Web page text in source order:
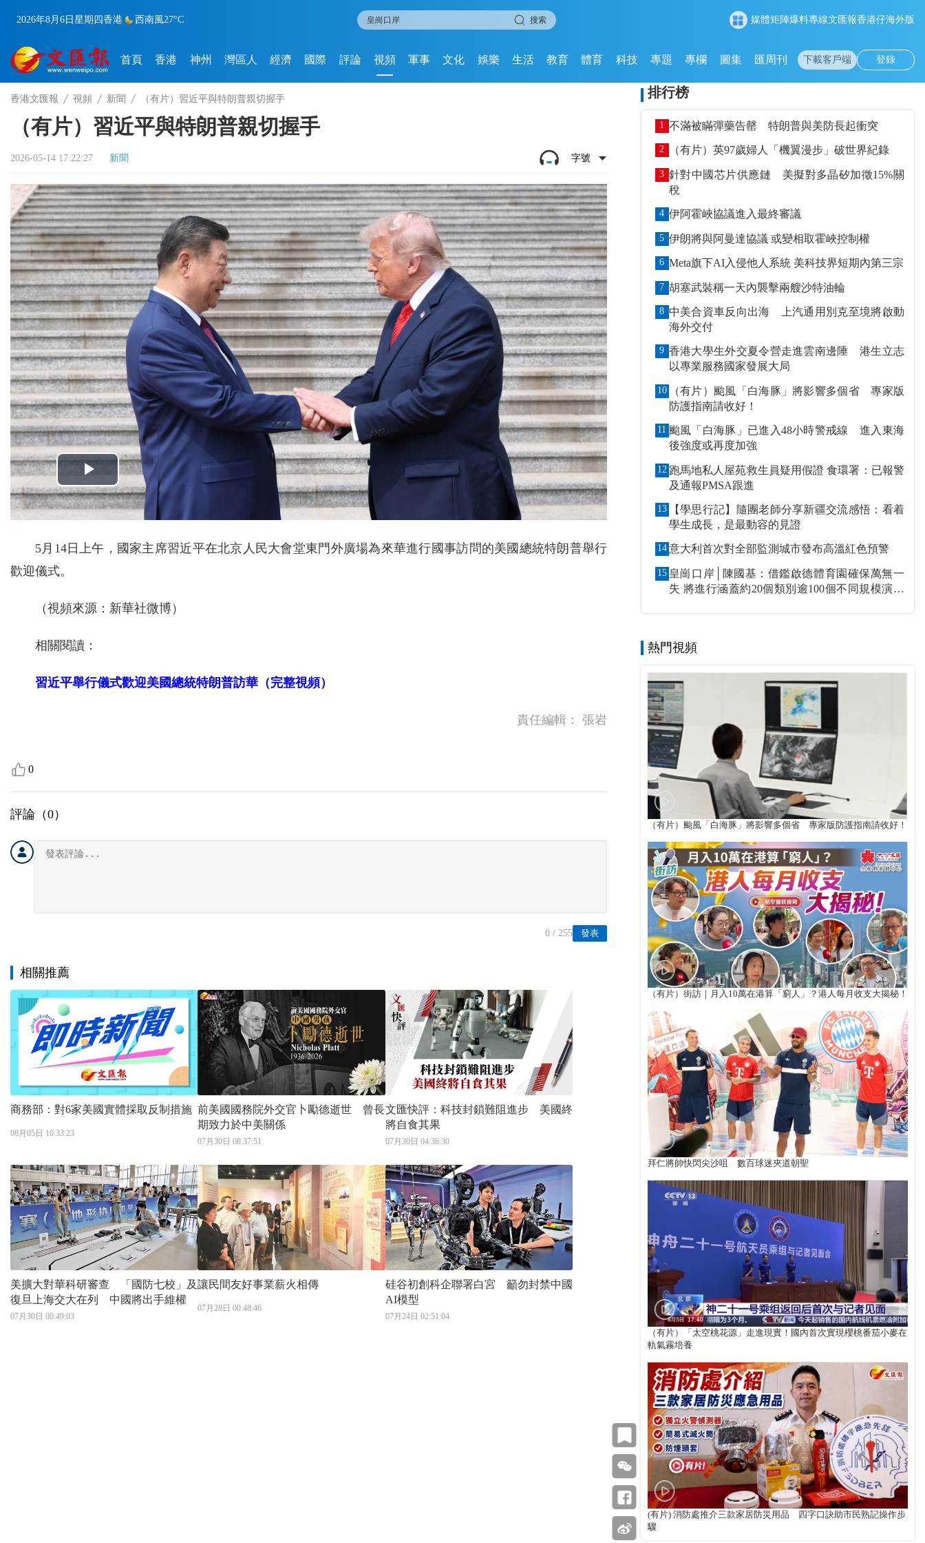
2026年8月6日 星期四香港 西南風27°C 搜索 媒體矩陣爆料專線文匯報香港仔海外版
首頁 香港 神州 灣區人 經濟 國際 評論 視頻 軍事 文化 娛樂 生活 教育 體育 科技 專題 專欄 圖集 匯周刊 下載客戶端 登錄
香港文匯報 視頻 新聞 （有片）習近平與特朗普親切握手
（有片）習近平與特朗普親切握手
2026-05-14 17:22:27 新聞 字號
5月14日上午，國家主席習近平在北京人民大會堂東門外廣場為來華進行國事訪問的美國總統特朗普舉行
歡迎儀式。
（視頻來源：新華社微博）
相關閱讀：
習近平舉行儀式歡迎美國總統特朗普訪華（完整視頻）
責任編輯： 張岩
0
評論（0）
發表
0 / 255
相關推薦
商務部：對6家美國實體採取反制措施
08月05日 10:33:23
前美國國務院外交官卜勵德逝世 曾長
期致力於中美關係
07月30日 08:37:51
文匯快評：科技封鎖難阻進步 美國終
將自食其果
07月30日 04:36:30
美擴大對華科研審查 「國防七校」及
復旦上海交大在列 中國將出手維權
07月30日 00:49:03
讓民間友好事業薪火相傳
07月28日 00:48:46
硅谷初創科企聯署白宮 籲勿封禁中國
AI模型
07月24日 02:51:04
排行榜
1 不滿被瞞彈藥告罄 特朗普與美防長起衝突
2 （有片）英97歲婦人「機翼漫步」破世界紀錄
3 針對中國芯片供應鏈 美擬對多晶矽加徵15%關
稅
4 伊阿霍峽協議進入最終審議
5 伊朗將與阿曼達協議 或變相取霍峽控制權
6 Meta旗下AI入侵他人系統 美科技界短期內第三宗
7 胡塞武裝稱一天內襲擊兩艘沙特油輪
8 中美合資車反向出海 上汽通用別克至境將啟動
海外交付
9 香港大學生外交夏令營走進雲南邊陲 港生立志
以專業服務國家發展大局
10
（有片）颱風「白海豚」將影響多個省 專家版
防護指南請收好！
11 颱風「白海豚」已進入48小時警戒線 進入東海
後強度或再度加強
12 跑馬地私人屋苑救生員疑用假證 食環署：已報警
及通報PMSA跟進
13
【學思行記】隨團老師分享新疆交流感悟：看着
學生成長，是最動容的見證
14 意大利首次對全部監測城市發布高溫紅色預警
15 皇崗口岸│陳國基：借鑑啟德體育園確保萬無一
失 將進行涵蓋約20個類別逾100個不同規模演練
熱門視頻
（有片）颱風「白海豚」將影響多個省 專家版防護指南請收好！
（有片）街訪｜月入10萬在港算「窮人」？港人每月收支大揭秘！
拜仁將帥快閃尖沙咀 數百球迷夾道朝聖
（有片）「太空桃花源」走進現實！國內首次實現櫻桃番茄小麥在
軌氣霧培養
(有片) 消防處推介三款家居防災用品 四字口訣助市民熟記操作步
驟